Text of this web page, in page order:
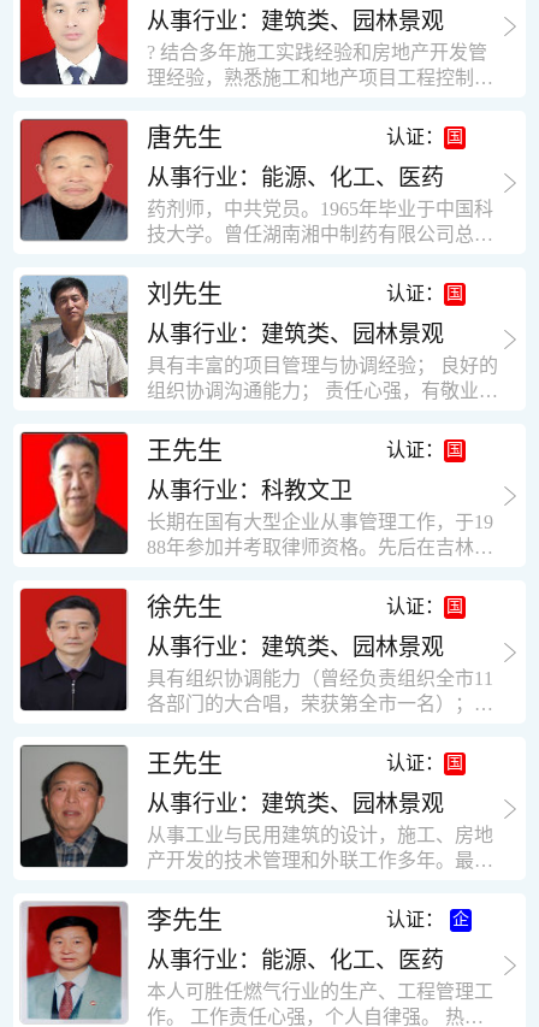
际关系和一定的组织能力。做事认真负
责、积极肯干。我有信心在今后的工作岗
位上发挥自己的才能!积极的人生观，在我
的字典中没有“放弃”，始终坚信只要努力
快掌握一种新事物的能力。我的格言：也
许我不是最好的，但我会做得更好。知识
面广泛，头脑灵活，思维开阔敏捷，极富
创新精神。
适用工地管理． 本人1978年高中毕业，同
年参加工作，至今已在建筑行业工作了30
年。从1978年进入本县建筑公司学徒开始
目经理、专业监理工程师等职。 管理过许
多各种结构的工业及民用建筑。1984年至
1986年就职于新疆乌鲁木齐铁路局劳动服
务公司建筑三工区任技术员。参于管理的
项目有：职工居乐部游艺楼，4000平方，
砖混结构。职工电教楼，8000平方，框架
方。1987至1981988年爱聘于郑州市荥阳
第二建筑公司，任郑州市天然气公司基地
建设项目施工员。该项目有15层办公楼及
裙楼一栋8000平方。框架结构。住宅楼4
栋16000平方，6层砖混结构。1989年至19
术负责人，该项目为水泥生产线，该项目
有圆形连体熟料仓12，每个直径9米高41
米，砖混结构，皮带运输走廊一个，框架
结构长185米，高5.2米的框架结构。1991
年调入新乡市新营建筑公司历任：七里三
营乡刘庄火力发电厂项目经理，该项目有
平方装配式工业厂房，焦作市林果住宅小
区项目经理，该项目有住宅楼9栋6层砖混
结构，总建筑面积36000平方米。2004年
限公司专业监理工程师，广东重工监理有
限公司任专业监理工程师，监督的工程
有：广东东莞市花润雪花啤酒厂二期扩建
工程，该工程有钢结构工业厂房2栋，每
栋9000平方米。东莞市新世纪花苑，该工
场；一栋17层。2栋总面积32000平方米，
框架结构。南奥园金州商业步行街等工
程。30年的工作经验积累，使自己能适应
建筑行业的多种工作岗位。
从事行业：建筑类、园林景观
? 结合多年施工实践经验和房地产开发管
理经验，熟悉施工和地产项目工程控制要
意识，丰富的经营理念和管理手段，能独
立处理各种工程技术问题；具有较强的沟
通协调能力和组织管理能力； ? 近十多年
的房地产方面工作经验，现任职江苏雨润
农产品集团南昌公司副总经理兼工程总工
识，能够合理高效的做好企业内部管理和
人员结构调整；具有大型工程及房地产公
司管理经验，以及公关的能力和商务谈判
能力。 ? 自认为是个有良好职业道德、有
责任心、有敬业精神，能承受巨大工作压
力的职业经理人！……
唐先生 认证：
从事行业：能源、化工、医药
药剂师，中共党员。1965年毕业于中国科
技大学。曾任湖南湘中制药有限公司总工
员、理事。高级工程师，执业药师，中国
药学会高级会员。享受国务院津贴专家。
丙戊酸镁缓释片及其制备工艺国家发明专
利人。
刘先生 认证：
从事行业：建筑类、园林景观
具有丰富的项目管理与协调经验； 良好的
组织协调沟通能力； 责任心强，有敬业创
闭路电视监控系统、防盗报警系统、门禁
一卡通系统、停车场管理系统、巡更系
统、远程抄表系统等相关系统主流产品，
有较强的售前技术支持能力，并具有较丰
富的设备调试经验； 能独立完成系统集成
建与扩充经验，并具备教育训练能力；
王先生 认证：
从事行业：科教文卫
长期在国有大型企业从事管理工作，于19
88年参加并考取律师资格。先后在吉林油
辽宁华夏律师事务所和辽宁鑫诺律师事务
所执业。王律师在数十年的执业经历中，
多次与美国、英国、香港、北京、深圳等
地的律师共同办理法律事务。 对民商事的
诉讼和非诉讼的合同纠纷、劳动纠纷、债
对刑事案件、仲裁案件都颇有造诣。尤其
擅长处理涉及公司管理、企业改制，资产
收购重组等法律业务。王律师有多篇学术
论文在省部级会议和刊物上发表。数十年
的执业经历中，王律师经办了数百起诉讼
和非诉讼案件，取得了较好的经济效益和
律师一贯的工作作风；法律第一和当事人
合法权益第一，忠诚和敬业是王福营律师
的永恒的追求。
徐先生 认证：
从事行业：建筑类、园林景观
具有组织协调能力（曾经负责组织全市11
各部门的大合唱，荣获第全市一名）；知
等领域）；实际工作能力强，且经验丰
富。
王先生 认证：
从事行业：建筑类、园林景观
从事工业与民用建筑的设计，施工、房地
产开发的技术管理和外联工作多年。最大
最高26层。基础理论和专业技术知识功底
深厚，能熟练从事复杂技术工程的设计与
计算工作，有丰富的大中型工程项目的施
工技术经验。知识广博，设计、施工、予
决算、资产评估等都有较深造诣。曾独立
李先生 认证：
从事行业：能源、化工、医药
本人可胜任燃气行业的生产、工程管理工
作。 工作责任心强，个人自律强。 热爱